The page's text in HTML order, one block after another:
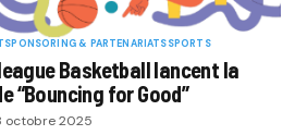
SPONSORING & PARTENARIATSSPORTS
Basketball lancent la
“Bouncing for Good”
octobre 2025